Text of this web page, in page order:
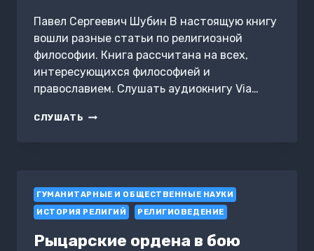
Павел Сергеевич Шубин В настоящую книгу
вошли разные статьи по религиозной
философии. Книга рассчитана на всех,
интересующихся философией и
православием. Слушать аудиокнигу Via…
СЛУШАТЬ VIA
ГУМАНИТАРНЫЕ И ОБЩЕСТВЕННЫЕ НАУКИ
ИСТОРИЯ РЕЛИГИЙ
РЕЛИГИОВЕДЕНИЕ
Рыцарские ордена в бою